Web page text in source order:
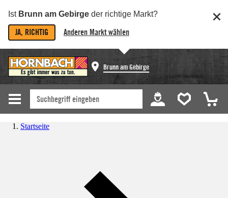
Ist Brunn am Gebirge der richtige Markt?
JA, RICHTIG Anderen Markt wählen
Brunn am Gebirge
Startseite